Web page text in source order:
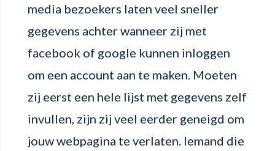
media bezoekers laten veel sneller
gegevens achter wanneer zij met
facebook of google kunnen inloggen
om een account aan te maken. Moeten
zij eerst een hele lijst met gegevens zelf
invullen, zijn zij veel eerder geneigd om
jouw webpagina te verlaten. Iemand die